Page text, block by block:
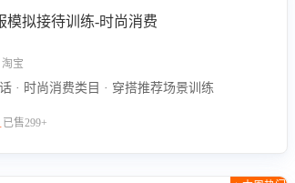
模拟接待训练-时尚消费
宝
· 时尚消费类目 · 穿搭推荐场景训练
已售299+